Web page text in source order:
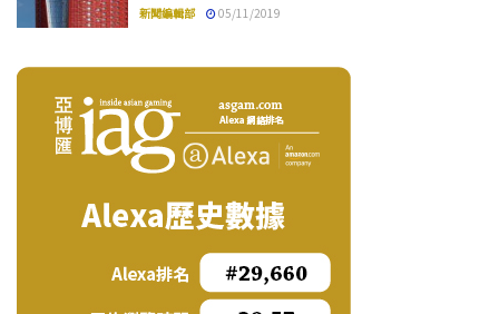
新聞編輯部 05/11/2019